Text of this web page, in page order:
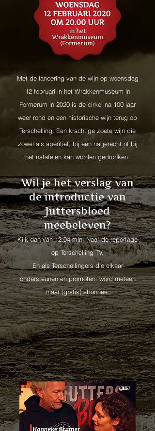
Met de lancering van de wijn op woensdag
12 februari in het Wrakkenmuseum in
Formerum in 2020 is de cirkel na 100 jaar
weer rond en een historische wijn terug op
Terschelling. Een krachtige zoete wijn die
zowel als aperitief, bij een nagerecht of bij
het natafelen kan worden gedronken.
Wil je het verslag van
de introductie van
Juttersbloed
meebeleven?
Kijk dan van 12:04 min. Naar de reportage
op Terschelling TV.
En als Terschellingers die elkaar
ondersteunen en promoten: word meteen
maar (gratis) abonnee.